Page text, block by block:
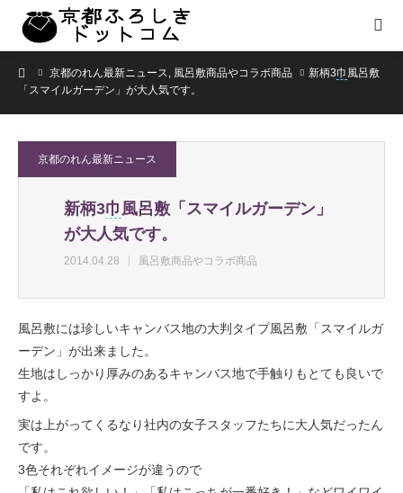
ホーム京都のれん最新ニュース, 風呂敷商品やコラボ商品 新柄3巾 風呂敷
「スマイルガーデン」が大人気です。
京都のれん最新ニュース
新柄3巾 風呂敷「スマイルガーデン」
が大人気です。
2014.04.28 風呂敷商品やコラボ商品
風呂敷には珍しいキャンバス地の大判タイプ風呂敷「スマイルガ
ーデン」が出来ました。
生地はしっかり厚みのあるキャンバス地で手触りもとても良いで
すよ。
実は上がってくるなり社内の女子スタッフたちに大人気だったん
です。
3色それぞれイメージが違うので